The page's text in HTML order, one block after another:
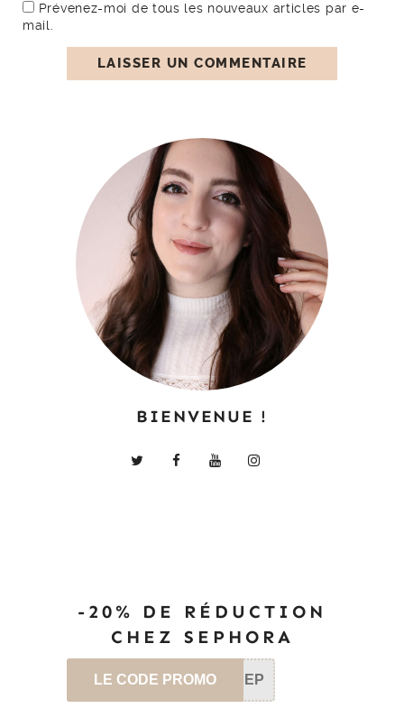
Prévenez-moi de tous les nouveaux articles par e-
mail.
BIENVENUE !
-20% DE RÉDUCTION
CHEZ SEPHORA
LE CODE PROMO SEP